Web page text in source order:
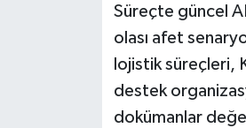
Süreçte güncel
olası afet
lojistik süreçleri,
destek
dokümanlar